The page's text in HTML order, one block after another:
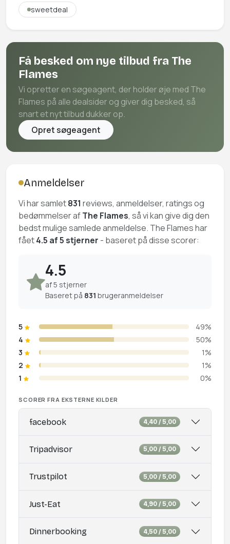
sweetdeal
Få besked om nye tilbud fra The
Flames
Vi opretter en søgeagent, der holder øje med The
Flames på alle dealsider og giver dig besked, så
snart et nyt tilbud dukker op.
Opret søgeagent
Anmeldelser
Vi har samlet831 reviews, anmeldelser, ratings og
bedømmelser afThe Flames, så vi kan give dig den
bedst mulige samlede anmeldelse. The Flames har
fået4.5 af 5 stjerner - baseret på disse scorer:
4.5
af 5 stjerner
Baseret på 831 brugeranmeldelser
5
49%
4
50%
3
1%
2
1%
1
0%
SCORER FRA EKSTERNE KILDER
facebook 4,40 / 5,00
Tripadvisor 5,00 / 5,00
Trustpilot 5,00 / 5,00
Just-Eat 4,90 / 5,00
Dinnerbooking 4,50 / 5,00